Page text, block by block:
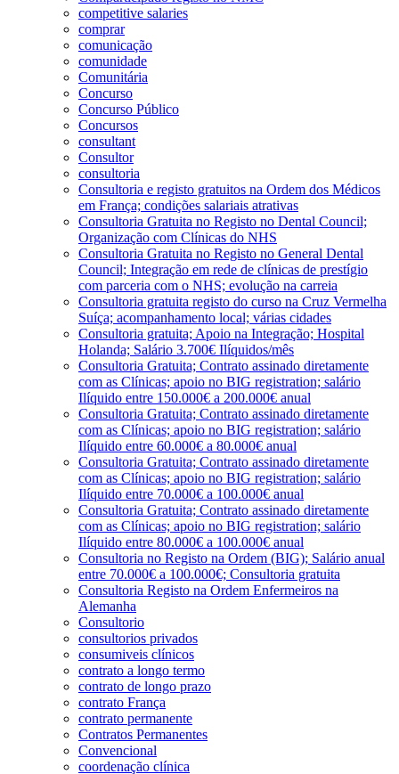
competitive salaries
comprar
comunicação
comunidade
Comunitária
Concurso
Concurso Público
Concursos
consultant
Consultor
consultoria
Consultoria e registo gratuitos na Ordem dos Médicos
em França; condições salariais atrativas
Consultoria Gratuita no Registo no Dental Council;
Organização com Clínicas do NHS
Consultoria Gratuita no Registo no General Dental
Council; Integração em rede de clínicas de prestígio
com parceria com o NHS; evolução na carreia
Consultoria gratuita registo do curso na Cruz Vermelha
Suíça; acompanhamento local; várias cidades
Consultoria gratuita; Apoio na Integração; Hospital
Holanda; Salário 3.700€ Ilíquidos/mês
Consultoria Gratuita; Contrato assinado diretamente
com as Clínicas; apoio no BIG registration; salário
Ilíquido entre 150.000€ a 200.000€ anual
Consultoria Gratuita; Contrato assinado diretamente
com as Clínicas; apoio no BIG registration; salário
Ilíquido entre 60.000€ a 80.000€ anual
Consultoria Gratuita; Contrato assinado diretamente
com as Clínicas; apoio no BIG registration; salário
Ilíquido entre 70.000€ a 100.000€ anual
Consultoria Gratuita; Contrato assinado diretamente
com as Clínicas; apoio no BIG registration; salário
Ilíquido entre 80.000€ a 100.000€ anual
Consultoria no Registo na Ordem (BIG); Salário anual
entre 70.000€ a 100.000€; Consultoria gratuita
Consultoria Registo na Ordem Enfermeiros na
Alemanha
Consultorio
consultorios privados
consumiveis clínicos
contrato a longo termo
contrato de longo prazo
contrato França
contrato permanente
Contratos Permanentes
Convencional
coordenação clínica